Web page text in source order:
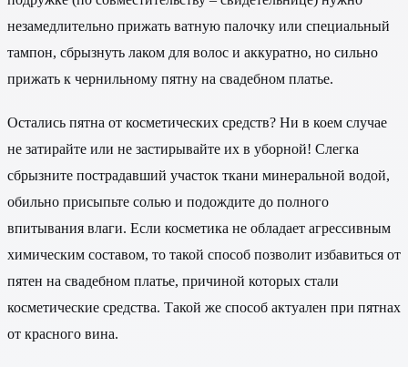
незамедлительно прижать ватную палочку или специальный
тампон, сбрызнуть лаком для волос и аккуратно, но сильно
прижать к чернильному пятну на свадебном платье.
Остались пятна от косметических средств? Ни в коем случае
не затирайте или не застирывайте их в уборной! Слегка
сбрызните пострадавший участок ткани минеральной водой,
обильно присыпьте солью и подождите до полного
впитывания влаги. Если косметика не обладает агрессивным
химическим составом, то такой способ позволит избавиться от
пятен на свадебном платье, причиной которых стали
косметические средства. Такой же способ актуален при пятнах
от красного вина.